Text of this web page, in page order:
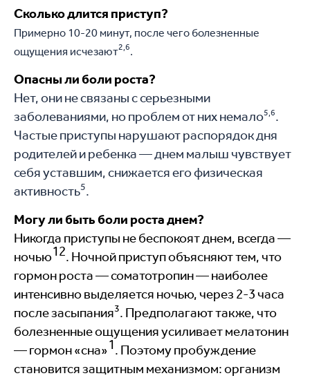
Сколько длится приступ?
Примерно 10-20 минут, после чего болезненные
ощущения исчезают2,6.
Опасны ли боли роста?
Нет, они не связаны с серьезными
заболеваниями, но проблем от них немало5,6.
Частые приступы нарушают распорядок дня
родителей и ребенка — днем малыш чувствует
себя уставшим, снижается его физическая
активность5.
Могу ли быть боли роста днем?
Никогда приступы не беспокоят днем, всегда —
ночью12. Ночной приступ объясняют тем, что
гормон роста — соматотропин — наиболее
интенсивно выделяется ночью, через 2-3 часа
после засыпания3. Предполагают также, что
болезненные ощущения усиливает мелатонин
— гормон «сна»1. Поэтому пробуждение
становится защитным механизмом: организм